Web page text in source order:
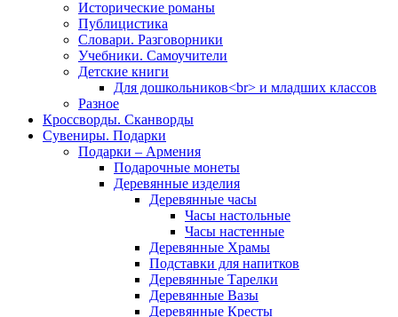
Исторические романы
Публицистика
Словари. Разговорники
Учебники. Самоучители
Детские книги
Для дошкольников<br> и младших классов
Разное
Кроссворды. Сканворды
Сувениры. Подарки
Подарки – Армения
Подарочные монеты
Деревянные изделия
Деревянные часы
Часы настольные
Часы настенные
Деревянные Храмы
Подставки для напитков
Деревянные Тарелки
Деревянные Вазы
Деревянные Кресты